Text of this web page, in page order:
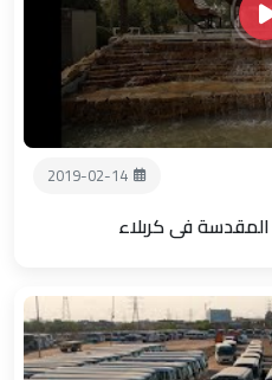
2019-02-14
في كربلاء